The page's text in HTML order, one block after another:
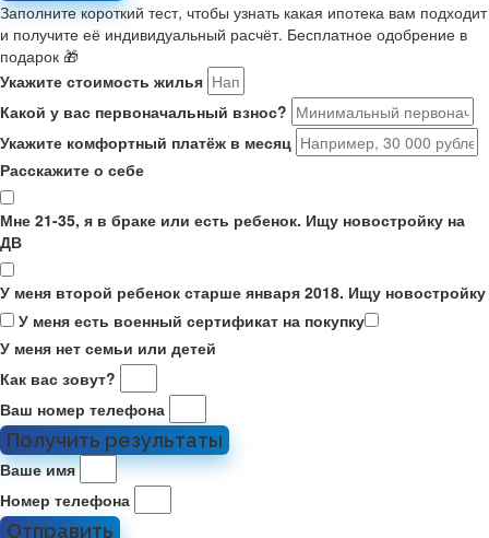
Заполните короткий тест, чтобы узнать какая ипотека вам подходит
и получите её индивидуальный расчёт. Бесплатное одобрение в
подарок 🎁
Укажите стоимость жилья
Какой у вас первоначальный взнос?
Укажите комфортный платёж в месяц
Расскажите о себе
Мне 21-35, я в браке или есть ребенок. Ищу новостройку на
ДВ
У меня второй ребенок старше января 2018. Ищу новостройку
У меня есть военный сертификат на покупку
У меня нет семьи или детей
Как вас зовут?
Ваш номер телефона
Получить результаты
Ваше имя
Номер телефона
Отправить